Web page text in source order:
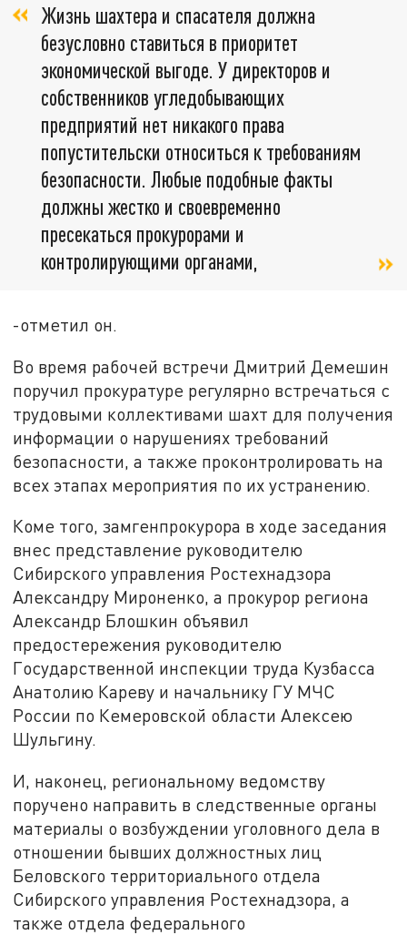
Жизнь шахтера и спасателя должна
безусловно ставиться в приоритет
экономической выгоде. У директоров и
собственников угледобывающих
предприятий нет никакого права
попустительски относиться к требованиям
безопасности. Любые подобные факты
должны жестко и своевременно
пресекаться прокурорами и
контролирующими органами,
-отметил он.
Во время рабочей встречи Дмитрий Демешин
поручил прокуратуре регулярно встречаться с
трудовыми коллективами шахт для получения
информации о нарушениях требований
безопасности, а также проконтролировать на
всех этапах мероприятия по их устранению.
Коме того, замгенпрокурора в ходе заседания
внес представление руководителю
Сибирского управления Ростехнадзора
Александру Мироненко, а прокурор региона
Александр Блошкин объявил
предостережения руководителю
Государственной инспекции труда Кузбасса
Анатолию Кареву и начальнику ГУ МЧС
России по Кемеровской области Алексею
Шульгину.
И, наконец, региональному ведомству
поручено направить в следственные органы
материалы о возбуждении уголовного дела в
отношении бывших должностных лиц
Беловского территориального отдела
Сибирского управления Ростехнадзора, а
также отдела федерального